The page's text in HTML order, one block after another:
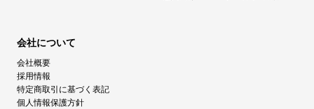
会社について
会社概要
採用情報
特定商取引に基づく表記
個人情報保護方針